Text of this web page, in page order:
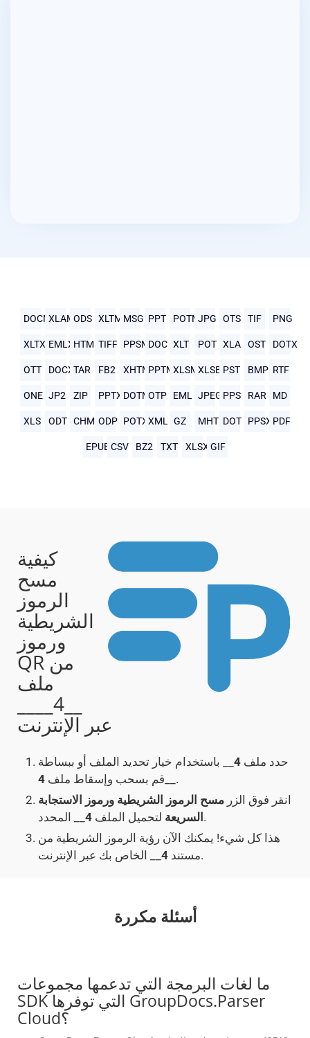
DOCMXLAMODS XLTM MSG PPT POTMJPG OTS TIF PNG
XLTX EMLXHTMLTIFF PPSMDOC XLT POT XLA OST DOTX
OTT DOCXTAR FB2 XHTMLPPTMXLSMXLSB PST BMP RTF
ONE JP2 ZIP PPTX DOTMOTP EML JPEG PPS RAR MD
XLS ODT CHM ODP POTXXML GZ MHTMLDOT PPSX PDF
EPUB CSV BZ2 TXT XLSX GIF
كيفية
مسح
الرموز
الشريطية
ورموز
QR من
ملف
عبر الإنترنت
حدد ملف 4 __ باستخدام خيار تحديد الملف أو ببساطة
قم بسحب وإسقاط ملف 4
__.
انقر فوق الزر مسح الرموز الشريطية ورموز الاستجابة
السريعة لتحميل الملف 4
__ المحدد.
هذا كل شيء! يمكنك الآن رؤية الرموز الشريطية من
مستند 4 __ الخاص بك عبر الإنترنت.
أسئلة مكررة
ما لغات البرمجة التي تدعمها مجموعات
SDK التي توفرها GroupDocs.Parser
Cloud؟